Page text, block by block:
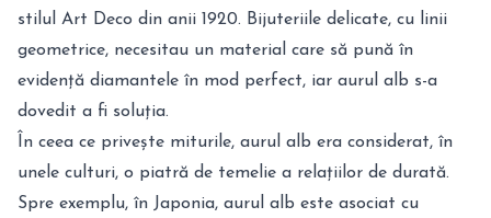
stilul Art Deco din anii 1920. Bijuteriile delicate, cu linii
geometrice, necesitau un material care să pună în
evidență diamantele în mod perfect, iar aurul alb s-a
dovedit a fi soluția.
În ceea ce privește miturile, aurul alb era considerat, în
unele culturi, o piatră de temelie a relațiilor de durată.
Spre exemplu, în Japonia, aurul alb este asociat cu